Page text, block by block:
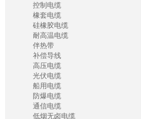
控制电缆
橡套电缆
硅橡胶电缆
耐高温电缆
伴热带
补偿导线
高压电缆
光伏电缆
船用电缆
防爆电缆
通信电缆
低烟无卤电缆